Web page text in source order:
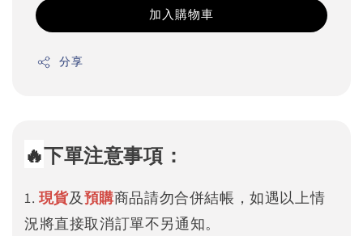
加入購物車
分享
🔥下單注意事項：
1. 現貨及預購商品請勿合併結帳，如遇以上情
況將直接取消訂單不另通知。